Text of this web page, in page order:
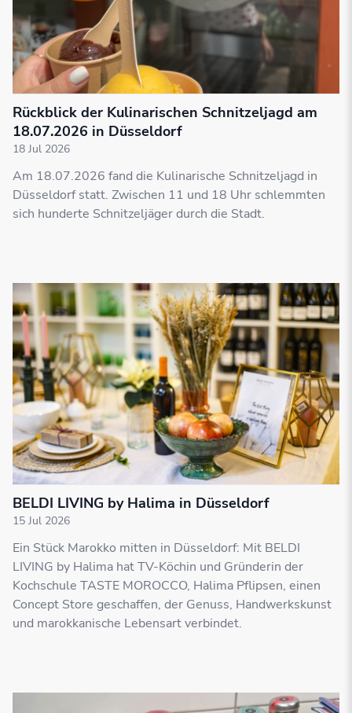
Rückblick der Kulinarischen Schnitzeljagd am
18.07.2026 in Düsseldorf
18 Jul 2026
Am 18.07.2026 fand die Kulinarische Schnitzeljagd in
Düsseldorf statt. Zwischen 11 und 18 Uhr schlemmten
sich hunderte Schnitzeljäger durch die Stadt.
BELDI LIVING by Halima in Düsseldorf
15 Jul 2026
Ein Stück Marokko mitten in Düsseldorf: Mit BELDI
LIVING by Halima hat TV-Köchin und Gründerin der
Kochschule TASTE MOROCCO, Halima Pflipsen, einen
Concept Store geschaffen, der Genuss, Handwerkskunst
und marokkanische Lebensart verbindet.